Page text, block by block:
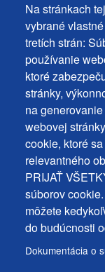
Na stránkach
vybrané
tretích strán:
používanie
ktoré
stránky,
na
webovej
cookie, ktoré
relevantného
PRIJAŤ
súborov
môžete
do budúcnosti
Dokumentácia o
Footer
MENU
Kontakty
Mapa stránky
Mestské správy
Footer
Cookies
+
ochrana
udajov
Vyhlásenie o
Často kladené
Ochrana
Používanie
Nastavenie
Podnety a